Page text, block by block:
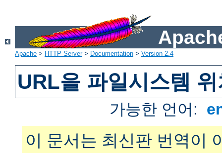
Apache > HTTP Server> Documentation > Version 2.4
URL을 파일시스템
가능한 언어:
이 문서는 최신판 번역이